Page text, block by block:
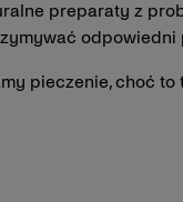
preparaty z
pieczenie, choć